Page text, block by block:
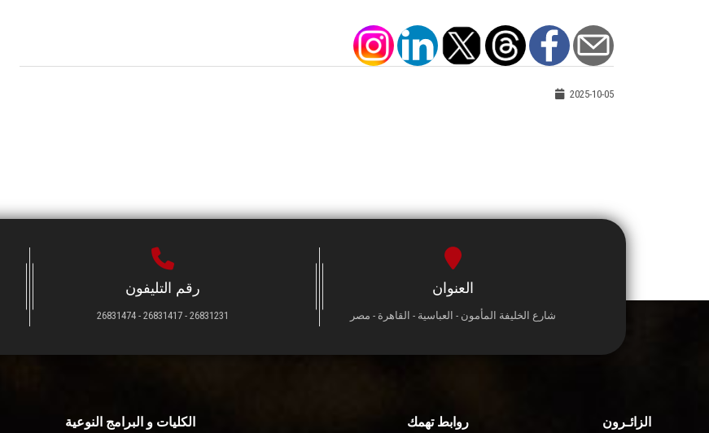
2025-10-05
العنوان
شارع الخليفة المأمون - العباسية - القاهرة - مصر
رقم التليفون
26831231 - 26831417 - 26831474
الزائـرون روابط تهمك الكليات و البرامج النوعية